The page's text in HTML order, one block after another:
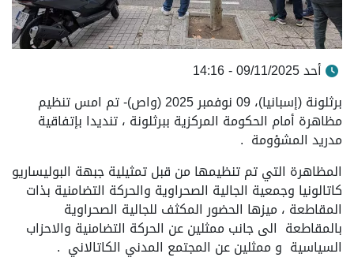
أحد 09/11/2025 - 14:16
برثلونة (إسبانيا)، 09 نوفمبر 2025 (واص)- تم امس تنظيم
مظاهرة أمام الحكومة المركزية ببرثلونة ، تنديدا بإتفاقية
مدريد المشؤومة .
المظاهرة التي تم تنظيمها من قبل تمثيلية جبهة البوليساريو
كاتالونيا وجمعية الجالية الصحراوية والحركة التضامنية بذات
المقاطعة ، ميزها الحضور المكثف للجالية الصحراوية
بالمقاطعة الى جانب ممثلين عن الحركة التضامنية والاحزاب
السياسية و ممثلين عن المجتمع المدني الكاتالاني .